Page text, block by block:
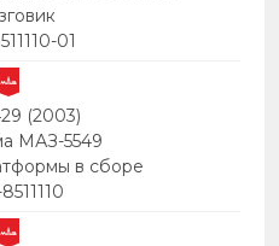
01
(2003)
МАЗ-5549
в сборе